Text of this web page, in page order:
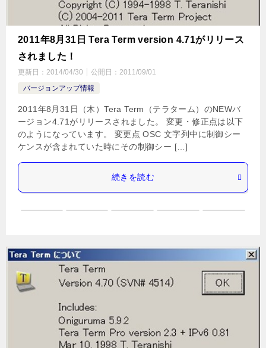
2011年8月31日 Tera Term version 4.71がリリース
されました！
更新日： 2014/04/30 公開日： 2011/09/01
バージョンアップ情報
2011年8月31日（木）Tera Term（テラターム）のNEWバ
ージョン4.71がリリースされました。 変更・修正点は以下
のようになっています。 変更点 OSC 文字列中に制御シー
ケンスが含まれていた時にその制御シー […]
続きを読む